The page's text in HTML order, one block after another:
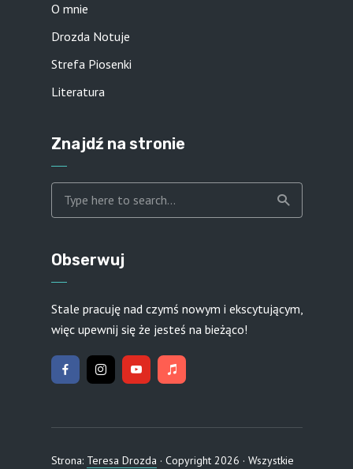
O mnie
Drozda Notuje
Strefa Piosenki
Literatura
Znajdź na stronie
Obserwuj
Stale pracuję nad czymś nowym i ekscytującym,
więc upewnij się że jesteś na bieżąco!
Strona: Teresa Drozda · Copyright 2026 · Wszystkie